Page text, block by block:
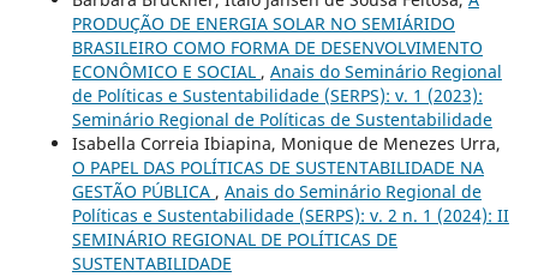
PRODUÇÃO DE ENERGIA SOLAR NO SEMIÁRIDO
BRASILEIRO COMO FORMA DE DESENVOLVIMENTO
ECONÔMICO E SOCIAL , Anais do Seminário Regional
de Políticas e Sustentabilidade (SERPS): v. 1 (2023):
Seminário Regional de Políticas de Sustentabilidade
Isabella Correia Ibiapina, Monique de Menezes Urra,
O PAPEL DAS POLÍTICAS DE SUSTENTABILIDADE NA
GESTÃO PÚBLICA , Anais do Seminário Regional de
Políticas e Sustentabilidade (SERPS): v. 2 n. 1 (2024): II
SEMINÁRIO REGIONAL DE POLÍTICAS DE
SUSTENTABILIDADE